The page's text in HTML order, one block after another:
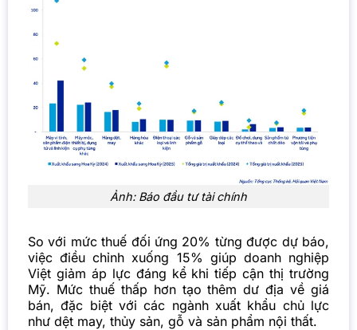
Ảnh: Báo đầu tư tài chính
So với mức thuế đối ứng 20% từng được dự báo,
việc điều chỉnh xuống 15% giúp doanh nghiệp
Việt giảm áp lực đáng kể khi tiếp cận thị trường
Mỹ. Mức thuế thấp hơn tạo thêm dư địa về giá
bán, đặc biệt với các ngành xuất khẩu chủ lực
như dệt may, thủy sản, gỗ và sản phẩm nội thất.